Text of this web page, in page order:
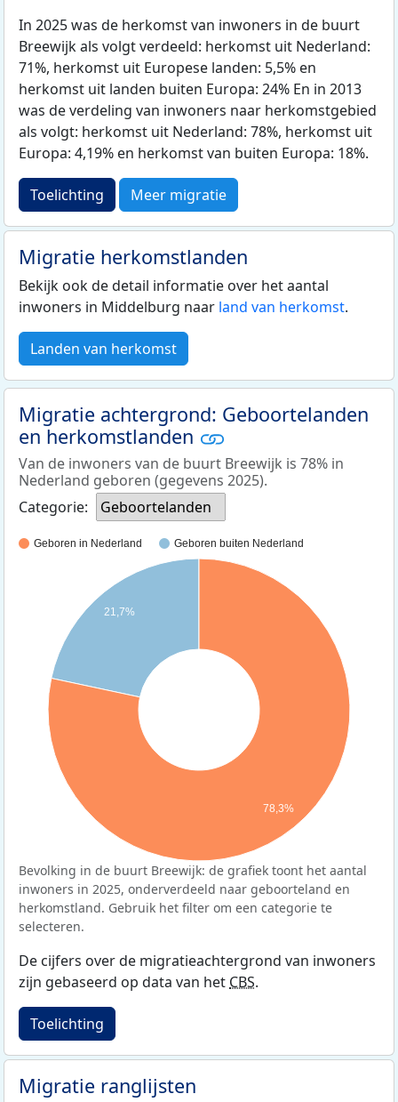
In 2025 was de herkomst van inwoners in de buurt
Breewijk als volgt verdeeld: herkomst uit Nederland:
71%, herkomst uit Europese landen: 5,5% en
herkomst uit landen buiten Europa: 24% En in 2013
was de verdeling van inwoners naar herkomstgebied
als volgt: herkomst uit Nederland: 78%, herkomst uit
Europa: 4,19% en herkomst van buiten Europa: 18%.
Toelichting Meer migratie
Migratie herkomstlanden
Bekijk ook de detail informatie over het aantal
inwoners in Middelburg naar land van herkomst.
Landen van herkomst
Migratie achtergrond: Geboortelanden
en herkomstlanden
Van de inwoners van de buurt Breewijk is 78% in
Nederland geboren (gegevens 2025).
Categorie:
Geboortelanden
Geboren in Nederland Geboren buiten Nederland
21,7%
78,3%
Bevolking in de buurt Breewijk: de grafiek toont het aantal
inwoners in 2025, onderverdeeld naar geboorteland en
herkomstland. Gebruik het filter om een categorie te
selecteren.
De cijfers over de migratieachtergrond van inwoners
zijn gebaseerd op data van het CBS.
Toelichting
Migratie ranglijsten